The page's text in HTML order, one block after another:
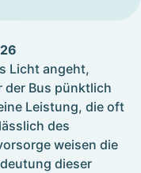
Licht angeht,
der Bus pünktlich
Leistung, die oft
des
weisen die
dieser